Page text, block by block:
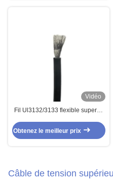
Vidéo
Fil Ul3132/3133 flexible superbe
Obtenez le meilleur prix
Câble de tension